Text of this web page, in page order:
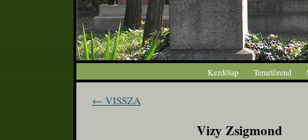
Kezdőlap Temetõrend
← VISSZA
Vizy Zsigmond